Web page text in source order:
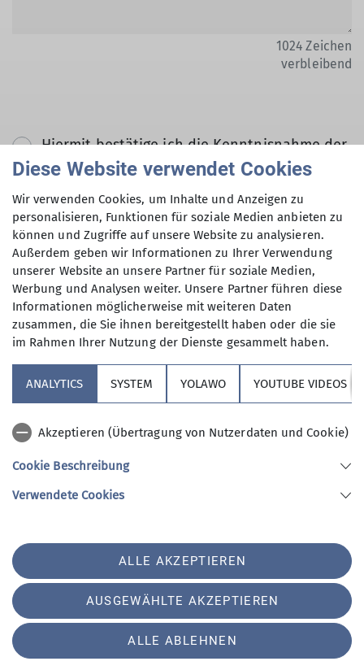
1024 Zeichen
verbleibend
Hiermit bestätige ich die Kenntnisnahme der
Datenschutzerklärung *
Hiermit erkläre ich mich einverstanden, dass
meine in das Kontaktformular eingegebenen
Daten elektronisch gesichert und zum Zweck
der Kontaktaufnahme verarbeitet und
genutzt werden. Mir ist bekannt, dass ich
meine Einwilligung jederzeit wiederrufen
kann. *
Mit (*) markierte Felder
sind Pflichtfelder
Sektion Vierseenland des Deutschen Alpenvereins e.V.
Hauptstraße 42
82229 Seefeld
Telefon +4981529839280
Datenschutz-Einstellungen
Datenschutz
Diese Website verwendet Cookies
Wir verwenden Cookies, um Inhalte und Anzeigen zu
personalisieren, Funktionen für soziale Medien anbieten zu
können und Zugriffe auf unsere Website zu analysieren.
Außerdem geben wir Informationen zu Ihrer Verwendung
unserer Website an unsere Partner für soziale Medien,
Werbung und Analysen weiter. Unsere Partner führen diese
Informationen möglicherweise mit weiteren Daten
zusammen, die Sie ihnen bereitgestellt haben oder die sie
im Rahmen Ihrer Nutzung der Dienste gesammelt haben.
ANALYTICS SYSTEM YOLAWO YOUTUBE VIDEOS
Akzeptieren (Übertragung von Nutzerdaten und Cookie)
Cookie Beschreibung
Verwendete Cookies
ALLE AKZEPTIEREN
AUSGEWÄHLTE AKZEPTIEREN
ALLE ABLEHNEN